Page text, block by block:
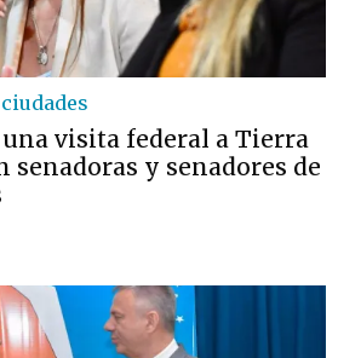
visita federal a Tierra
senadoras y senadores de